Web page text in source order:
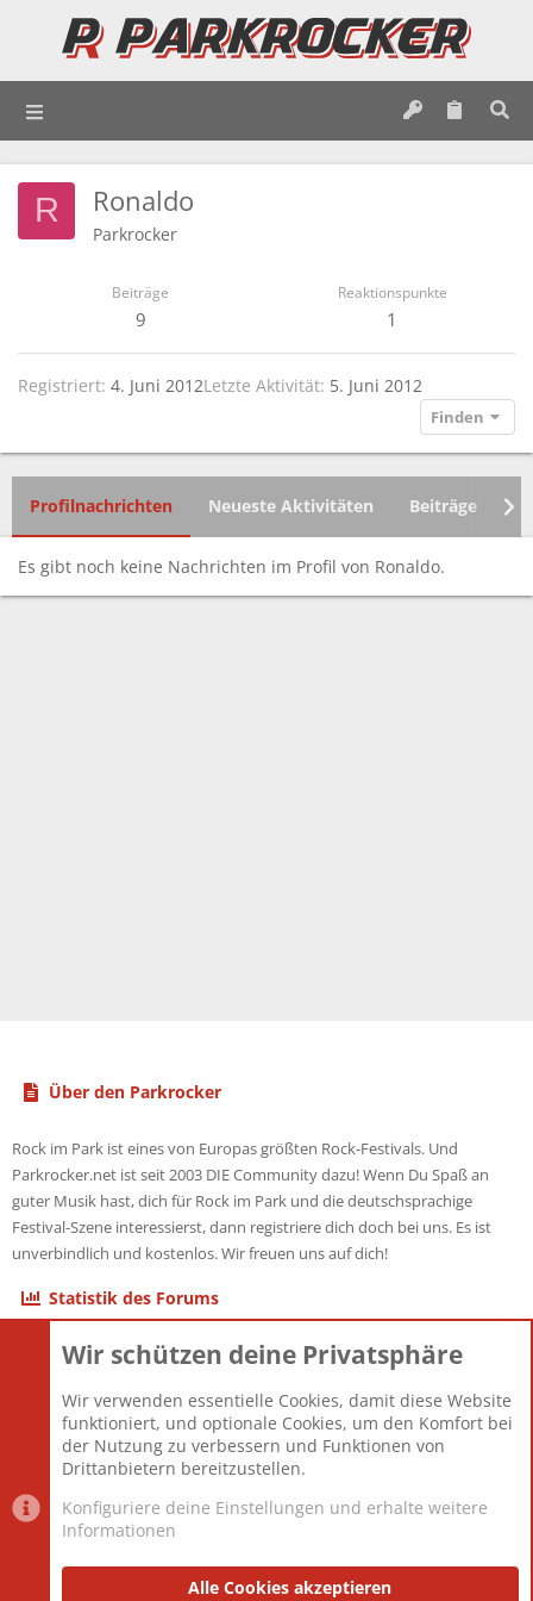
R Ronaldo
Parkrocker
Beiträge
9
Reaktionspunkte
1
Registriert 4. Juni 2012Letzte Aktivität 5. Juni 2012
Finden
Profilnachrichten Neueste Aktivitäten Beiträge
Es gibt noch keine Nachrichten im Profil von Ronaldo.
Über den Parkrocker
Rock im Park ist eines von Europas größten Rock-Festivals. Und
Parkrocker.net ist seit 2003 DIE Community dazu! Wenn Du Spaß an
guter Musik hast, dich für Rock im Park und die deutschsprachige
Festival-Szene interessierst, dann registriere dich doch bei uns. Es ist
unverbindlich und kostenlos. Wir freuen uns auf dich!
Statistik des Forums
Themen
Mitglieder
12.427
Neuestes Mitglied
Berlin
Datenschutzerklärung Impressum
Wir schützen deine Privatsphäre
Wir verwenden essentielle Cookies, damit diese Website
funktioniert, und optionale Cookies, um den Komfort bei
der Nutzung zu verbessern und Funktionen von
Drittanbietern bereitzustellen.
Konfiguriere deine Einstellungen und erhalte weitere
Informationen
Alle Cookies akzeptieren